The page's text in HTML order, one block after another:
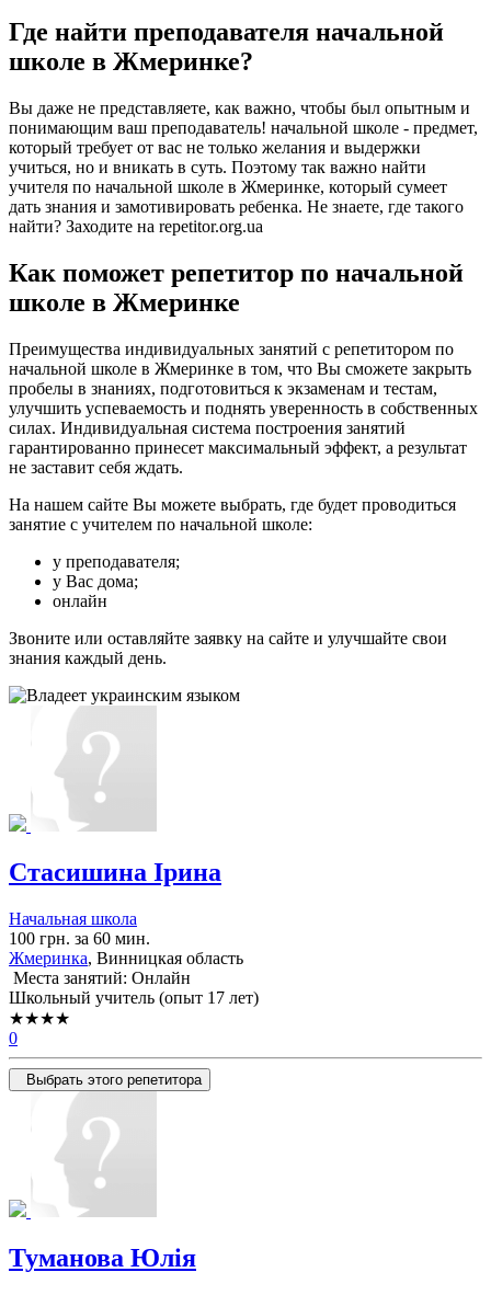
Где найти преподавателя начальной
школе в Жмеринке?
Вы даже не представляете, как важно, чтобы был опытным и
понимающим ваш преподаватель! начальной школе - предмет,
который требует от вас не только желания и выдержки
учиться, но и вникать в суть. Поэтому так важно найти
учителя по начальной школе в Жмеринке, который сумеет
дать знания и замотивировать ребенка. Не знаете, где такого
найти? Заходите на repetitor.org.ua
Как поможет репетитор по начальной
школе в Жмеринке
Преимущества индивидуальных занятий с репетитором по
начальной школе в Жмеринке в том, что Вы сможете закрыть
пробелы в знаниях, подготовиться к экзаменам и тестам,
улучшить успеваемость и поднять уверенность в собственных
силах. Индивидуальная система построения занятий
гарантированно принесет максимальный эффект, а результат
не заставит себя ждать.
На нашем сайте Вы можете выбрать, где будет проводиться
занятие с учителем по начальной школе:
у преподавателя;
у Вас дома;
онлайн
Звоните или оставляйте заявку на сайте и улучшайте свои
знания каждый день.
Стасишина Ірина
Начальная школа
100 грн. за 60 мин.
Жмеринка, Винницкая область
Места занятий: Онлайн
Школьный учитель (опыт 17 лет)
★★★★
0
Выбрать этого репетитора
Туманова Юлія